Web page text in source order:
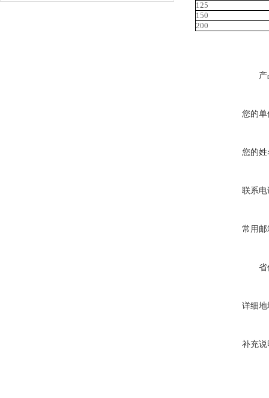
125
150
200
您的单
您的姓
联系电
常用邮
省
详细地
补充说